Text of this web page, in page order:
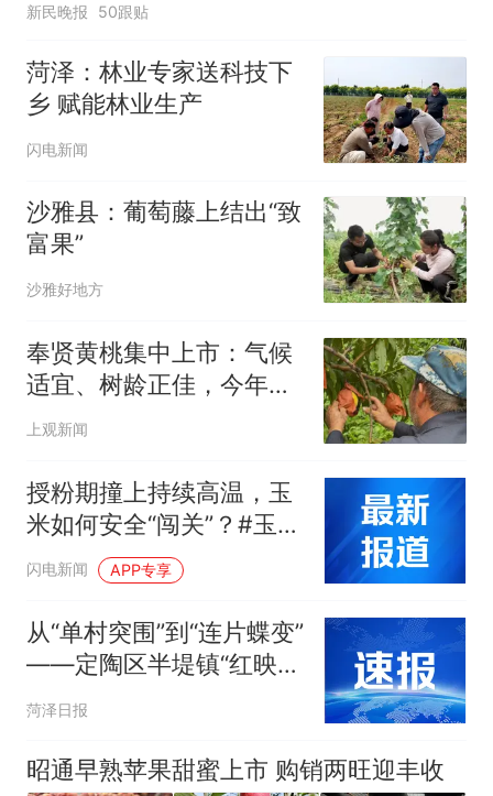
新民晚报 50跟贴
菏泽：林业专家送科技下
乡 赋能林业生产
闪电新闻
沙雅县：葡萄藤上结出“致
富果”
沙雅好地方
奉贤黄桃集中上市：气候
适宜、树龄正佳，今年品
质更优
上观新闻
授粉期撞上持续高温，玉
米如何安全“闯关”？#玉米
管理#高温#粮食
闪电新闻 APP专享
从“单村突围”到“连片蝶变”
——定陶区半堤镇“红映半
堤”乡村振兴示范片区观察
菏泽日报
昭通早熟苹果甜蜜上市 购销两旺迎丰收